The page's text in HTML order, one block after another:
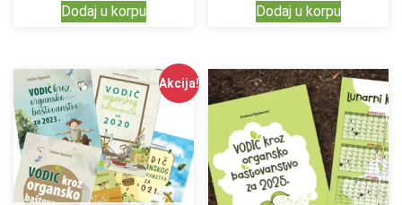
Dodaj u korpu Dodaj u korpu
Akcija!